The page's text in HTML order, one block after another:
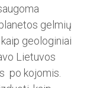
gelmių
geologiniai
Lietu­vos
po kojomis.